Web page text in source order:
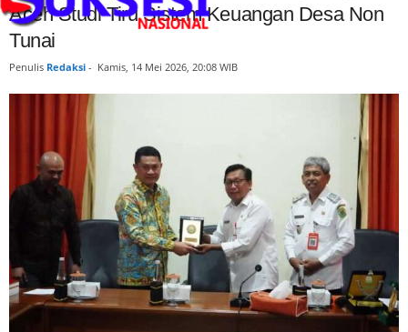
Aceh Studi Tiru Sistem Keuangan Desa Non
Tunai
Penulis Redaksi - Kamis, 14 Mei 2026, 20:08 WIB